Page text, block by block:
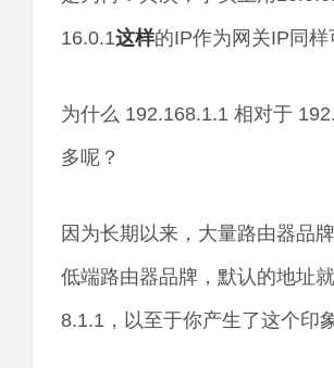
16.0.1这样的IP作为网关IP同样
为什么 192.168.1.1 相对于
多呢？
因为长期以来，大量路由器品
低端路由器品牌，默认的地址
8.1.1，以至于你产生了这个印象